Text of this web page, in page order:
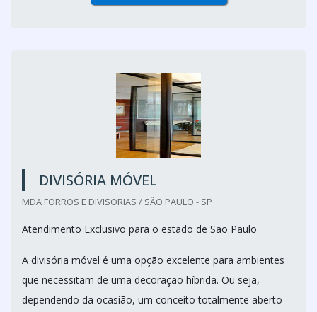
DIVISÓRIA MÓVEL
MDA FORROS E DIVISORIAS / SÃO PAULO - SP
Atendimento Exclusivo para o estado de São Paulo
A divisória móvel é uma opção excelente para ambientes
que necessitam de uma decoração híbrida. Ou seja,
dependendo da ocasião, um conceito totalmente aberto